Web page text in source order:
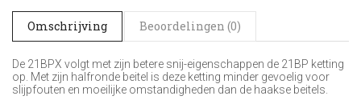
Omschrijving Beoordelingen (0)
De 21BPX volgt met zijn betere snij-eigenschappen de 21BP ketting
op. Met zijn halfronde beitel is deze ketting minder gevoelig voor
slijpfouten en moeilijke omstandigheden dan de haakse beitels.